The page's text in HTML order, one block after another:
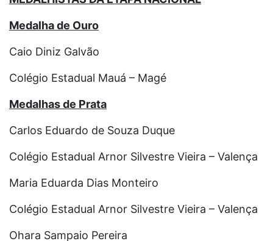
Medalha de Ouro
Caio Diniz Galvão
Colégio Estadual Mauá – Magé
Medalhas de Prata
Carlos Eduardo de Souza Duque
Colégio Estadual Arnor Silvestre Vieira – Valença
Maria Eduarda Dias Monteiro
Colégio Estadual Arnor Silvestre Vieira – Valença
Ohara Sampaio Pereira